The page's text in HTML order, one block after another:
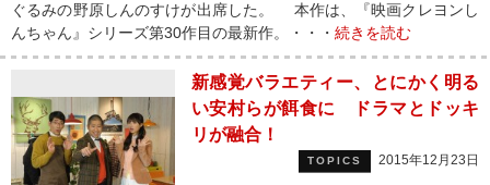
ぐるみの野原しんのすけが出席した。 本作は、『映画クレヨンし
んちゃん』シリーズ第30作目の最新作。・・・ 続きを読む
新感覚バラエティー、とにかく明る
い安村らが餌食に ドラマとドッキ
リが融合！
TOPICS 2015年12月23日